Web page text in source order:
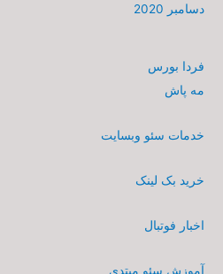
دسامبر 2020
فردا بورس
مه پاش
خدمات سئو وبسایت
خرید بک لینک
اخبار فوتبال
آموزش سئو مبتدی